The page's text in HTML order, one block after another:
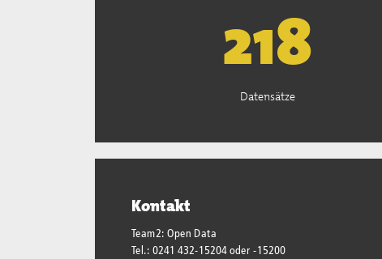
221
Datensätze
Kontakt
Team2: Open Data
Tel.: 0241 432-15204 oder -15200